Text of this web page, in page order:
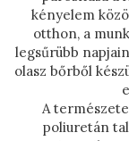
KOLLEKCIÓ
Szandál
Papucs
NYARI FÉRFI
KOLLEKCIÓ
kényelem
otthon, a
legsűrübb
olasz bőrből
A
poliuretán